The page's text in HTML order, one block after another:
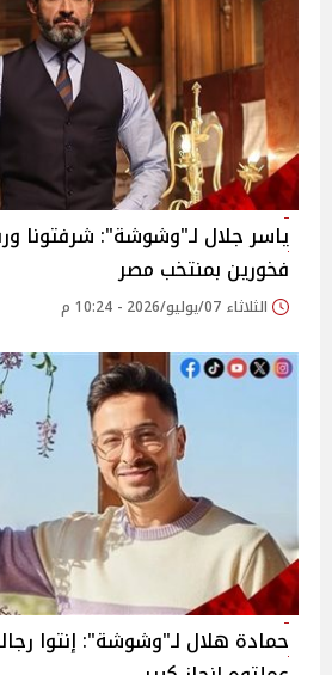
ياسر جلال لـ"وشوشة": شرفتونا
فخورين بمنتخب مصر
الثلاثاء 07/يوليو/2026 - 10:24 م
حمادة هلال لـ"وشوشة": إنتوا